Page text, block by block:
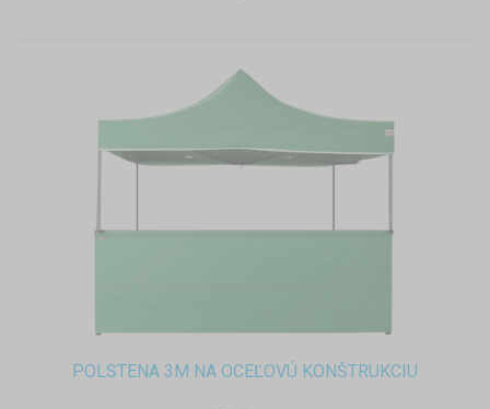
POLSTENA 3M NA OCEĽOVÚ KONŠTRUKCIU